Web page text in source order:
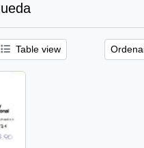
Table view